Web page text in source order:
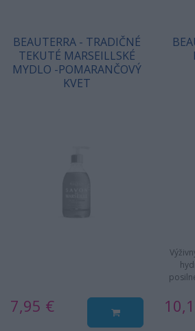
BEAUTERRA - TRADIČNÉ
TEKUTÉ MARSEILLSKÉ
MYDLO -POMARANČOVÝ
KVET
7,95 €